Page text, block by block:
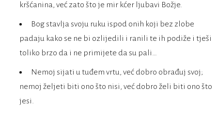
kršćanina, već zato što je mir kćer ljubavi Božje.
Bog stavlja svoju ruku ispod onih koji bez zlobe
padaju kako se ne bi ozlijedili i ranili te ih podiže i tješi
toliko brzo da i ne primijete da su pali…
Nemoj sijati u tuđem vrtu, već dobro obrađuj svoj;
nemoj željeti biti ono što nisi, već dobro želi biti ono što
jesi.